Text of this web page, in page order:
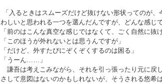
「入るときはスムーズだけど抜けない形状ってのが
わしいと思われる一つを選んだんですが、どんな感じ
「前のはこんな真空な感じではなくて、ごく自然に抜
「このほうが外れないとは思うんですが」
「だけど、外すたびにぞくぞくするのは困る」
「うーん……」
謙吾は考えこみながら、それを引っ張ったり元に戻
さして意図はないのかもしれないが、そうされる悠希